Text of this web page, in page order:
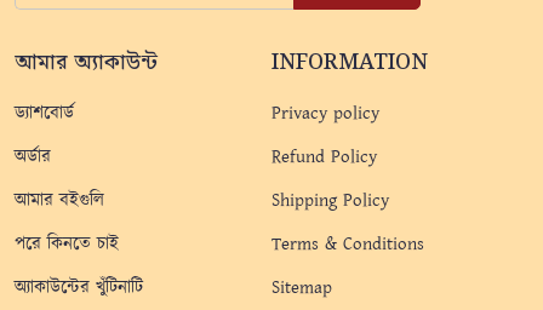
আমার অ্যাকাউন্ট
ড্যাশবোর্ড
অর্ডার
আমার বইগুলি
পরে কিনতে চাই
অ্যাকাউন্টের খুঁটিনাটি
INFORMATION
Privacy policy
Refund Policy
Shipping Policy
Terms & Conditions
Sitemap